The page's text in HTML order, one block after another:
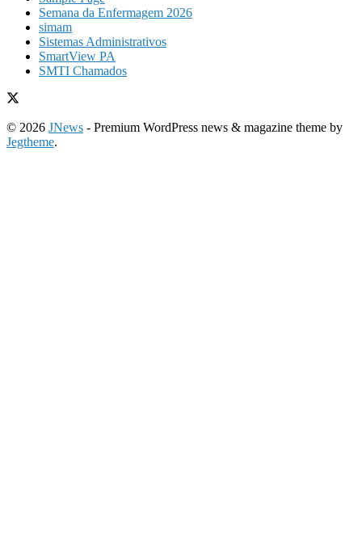
Semana da Enfermagem 2026
simam
Sistemas Administrativos
SmartView PA
SMTI Chamados
© 2026 JNews - Premium WordPress news & magazine theme by
Jegtheme.